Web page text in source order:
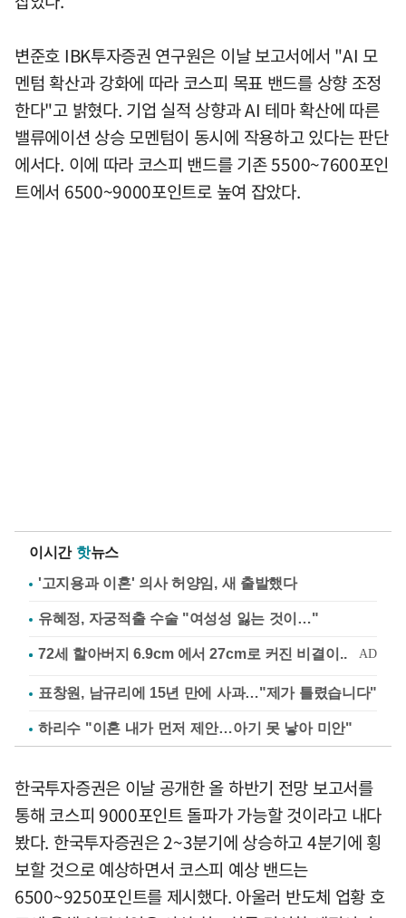
변준호 IBK투자증권 연구원은 이날 보고서에서 "AI 모
멘텀 확산과 강화에 따라 코스피 목표 밴드를 상향 조정
한다"고 밝혔다. 기업 실적 상향과 AI 테마 확산에 따른
밸류에이션 상승 모멘텀이 동시에 작용하고 있다는 판단
에서다. 이에 따라 코스피 밴드를 기존 5500~7600포인
트에서 6500~9000포인트로 높여 잡았다.
이시간 핫뉴스
'고지용과 이혼' 의사 허양임, 새 출발했다
유혜정, 자궁적출 수술 "여성성 잃는 것이…"
표창원, 남규리에 15년 만에 사과…"제가 틀렸습니다"
하리수 "이혼 내가 먼저 제안…아기 못 낳아 미안"
한국투자증권은 이날 공개한 올 하반기 전망 보고서를
통해 코스피 9000포인트 돌파가 가능할 것이라고 내다
봤다. 한국투자증권은 2~3분기에 상승하고 4분기에 횡
보할 것으로 예상하면서 코스피 예상 밴드는
6500~9250포인트를 제시했다. 아울러 반도체 업황 호